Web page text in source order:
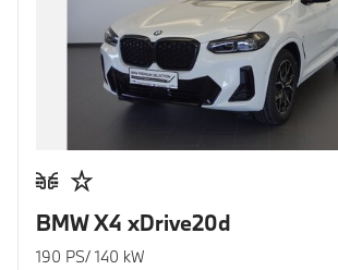
BMW X4 xDrive20d
190 PS/ 140 kW